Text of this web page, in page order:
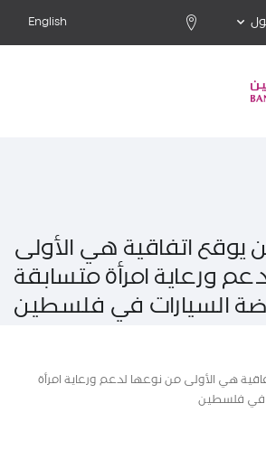
English
اتفاقية هي الأولى
ورعاية امرأة متسابقة
السيارات في فلسطين